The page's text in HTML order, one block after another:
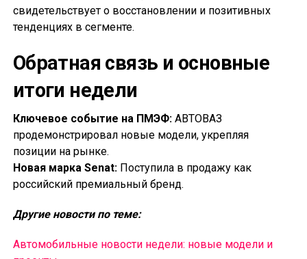
свидетельствует о восстановлении и позитивных
тенденциях в сегменте.
Обратная связь и основные
итоги недели
Ключевое событие на ПМЭФ:АВТОВАЗ
продемонстрировал новые модели, укрепляя
позиции на рынке.
Новая марка Senat:Поступила в продажу как
российский премиальный бренд.
Другие новости по теме:
Автомобильные новости недели: новые модели и